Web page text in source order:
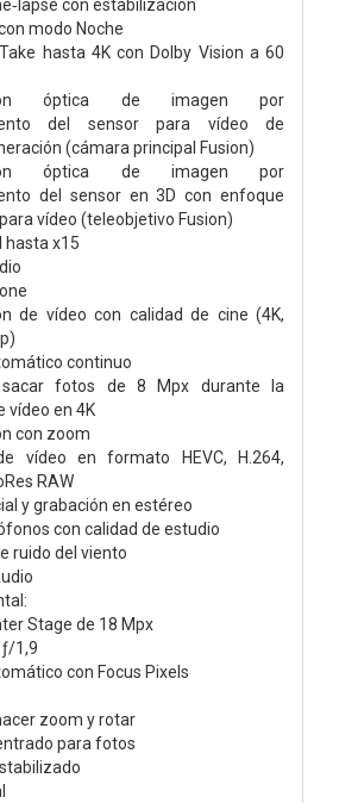
con estabili­zación
modo Noche
hasta 4K con Dolby Vision a 60
óptica de imagen por
del sensor para vídeo de
(cámara principal Fusion)
óptica de imagen por
del sensor en 3D con enfoque
vídeo (teleobjetivo Fusion)
hasta x15
de vídeo con calidad de cine (4K,
continuo
fotos de 8 Mpx durante la
vídeo en 4K
con zoom
vídeo en formato HEVC, H.264,
RAW
y grabación en estéreo
con calidad de estudio
ruido del viento
Stage de 18 Mpx
1,9
con Focus Pixels
zoom y rotar
para fotos